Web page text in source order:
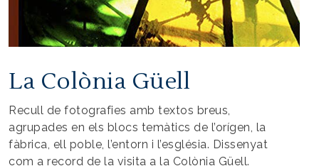
La Colònia Güell
Recull de fotografies amb textos breus,
agrupades en els blocs temàtics de l’orígen, la
fàbrica, ell poble, l’entorn i l’església. Dissenyat
com a record de la visita a la Colònia Güell.